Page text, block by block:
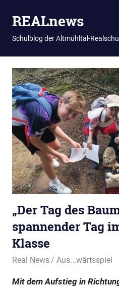
Inhalt
springen
REALnews
Schulblog der Altmühltal-
„Der Tag des
spannender Tag
Klasse
31. Juli 2025
Real News Aus...wärtsspiel
Mit dem Aufstieg in